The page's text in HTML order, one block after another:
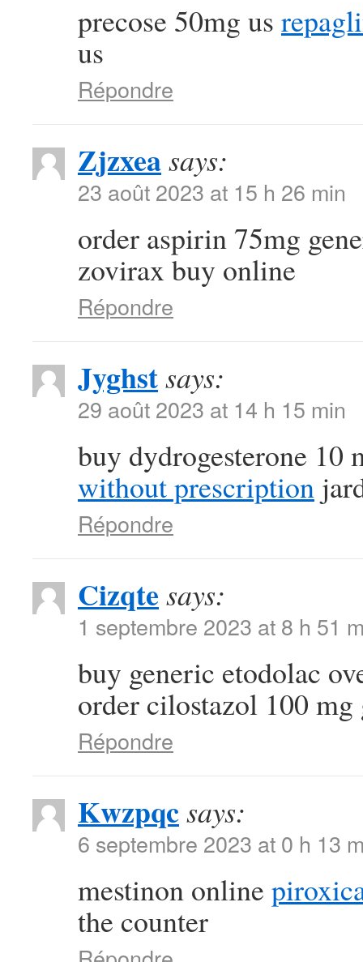
precose 50mg us
us
Répondre
Zjzxeasays:
23 août 2023 at 15 h 26 min
order aspirin 75mg
zovirax buy online
Répondre
Jyghstsays:
29 août 2023 at 14 h 15 min
buy dydrogesterone 10
without prescription
Répondre
Cizqte says:
1 septembre 2023 at 8 h 51
buy generic etodolac
order cilostazol 100 mg
Répondre
Kwzpqcsays:
6 septembre 2023 at 0 h 13
mestinon online
the counter